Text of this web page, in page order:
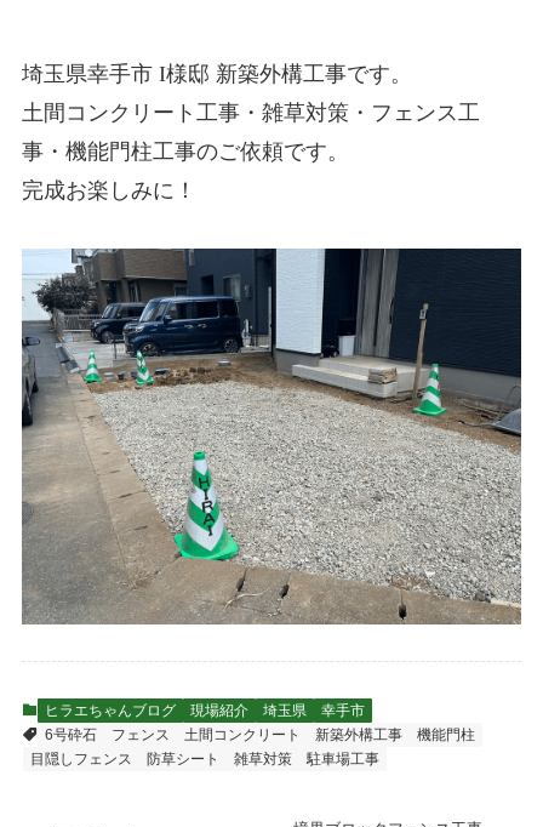
埼玉県幸手市 I様邸 新築外構工事です。
土間コンクリート工事・雑草対策・フェンス工
事・機能門柱工事のご依頼です。
完成お楽しみに！
ヒラエちゃんブログ 現場紹介 埼玉県
幸手市
6号砕石
フェンス 土間コンクリート 新築外構工事
機能門柱
目隠しフェンス
防草シート 雑草対策 駐車場工事